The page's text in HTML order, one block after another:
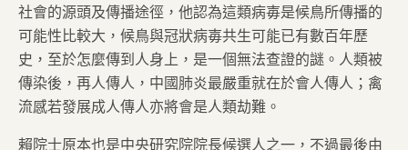
社會的源頭及傳播途徑，他認為這類病毐是候鳥所傳播的
可能性比較大，候鳥與冠狀病毐共生可能已有數百年歷
史，至於怎麼傳到人身上，是一個無法查證的謎。人類被
傳染後，再人傳人，中國肺炎最嚴重就在於會人傳人；禽
流感若發展成人傳人亦將會是人類劫難。
賴院士原本也是中央研究院院長候選人之一，不過最後由